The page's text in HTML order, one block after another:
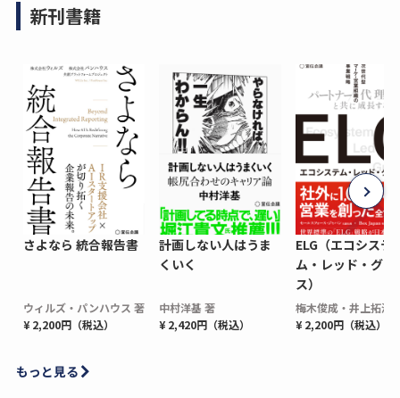
新刊書籍
さよなら 統合報告書
ウィルズ・パンハウス 著
¥ 2,200円（税込）
計画しない人はうま
くいく
中村洋基 著
¥ 2,420円（税込）
ELG（エコシステ
ム・レッド・グロ
ス）
梅木俊成・井上拓海
¥ 2,200円（税込）
もっと見る